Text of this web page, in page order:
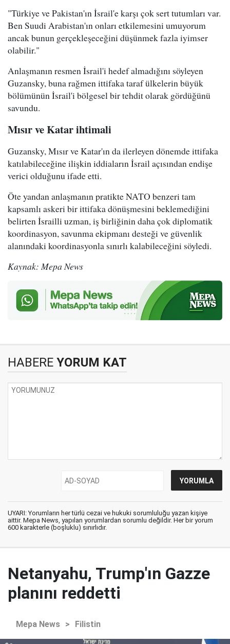
"Türkiye ve Pakistan'ın İsrail'e karşı çok sert tutumları var.
Ben Suudi Arabistan'ın onları etkilemesini umuyorum
ancak bunun gerçekleşeceğini düşünmek fazla iyimser
olabilir."
Anlaşmanın resmen İsrail'i hedef almadığını söyleyen
Guzansky, buna rağmen ittifaka taraf ülkelerin büyük
bölümünün İsrail'i bölgesel bir tehdit olarak gördüğünü
savundu.
Mısır ve Katar ihtimali
Guzansky, Mısır ve Katar'ın da ilerleyen dönemde ittifaka
katılabileceğine ilişkin iddiaların İsrail açısından endişe
verici olduğunu ifade etti.
Öte yandan anlaşmanın pratikte NATO benzeri tam
kapsamlı askeri bir ittifaka dönüşmesini beklemediğini
belirten İsrailli uzman, iş birliğinin daha çok diplomatik
koordinasyon, savunma ekipmanı desteği ve güvenlik
alanındaki koordinasyonla sınırlı kalabileceğini söyledi.
Kaynak: Mepa News
HABERE YORUM KAT
UYARI: Yorumların her türlü cezai ve hukuki sorumluluğu yazan kişiye
aittir. Mepa News, yapılan yorumlardan sorumlu değildir. Her bir yorum
600 karakterle (boşluklu) sınırlıdır.
Netanyahu, Trump'ın Gazze
planını reddetti
Mepa News > Filistin